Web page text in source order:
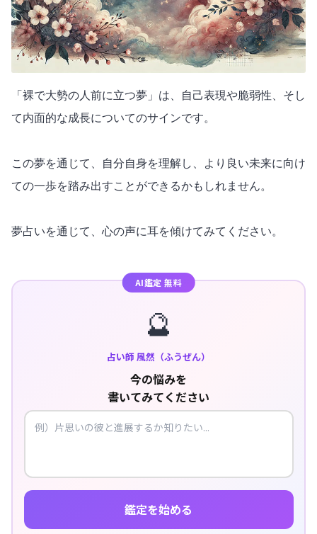
「裸で大勢の人前に立つ夢」は、自己表現や脆弱性、そし
て内面的な成長についてのサインです。
この夢を通じて、自分自身を理解し、より良い未来に向け
ての一歩を踏み出すことができるかもしれません。
夢占いを通じて、心の声に耳を傾けてみてください。
AI鑑定 無料
🔮
占い師 風然（ふうぜん）
今の悩みを
書いてみてください
鑑定を始める